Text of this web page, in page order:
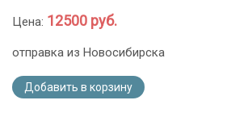
Цена: 12500 руб.
отправка из Новосибирска
Добавить в корзину